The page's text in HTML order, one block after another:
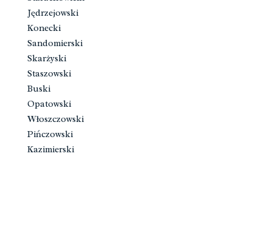
Jędrzejowski
Konecki
Sandomierski
Skarżyski
Staszowski
Buski
Opatowski
Włoszczowski
Pińczowski
Kazimierski